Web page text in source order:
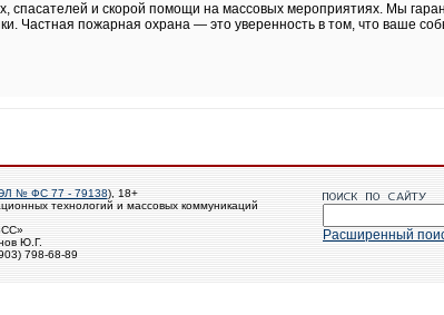
и скорой помощи на массовых мероприятиях. Мы
Частная пожарная охрана — это уверенность в том, что ваше
№ ФС 77 - 79138), 18+
технологий и массовых коммуникаций
Ю.Г.
798-68-89
Расширенный